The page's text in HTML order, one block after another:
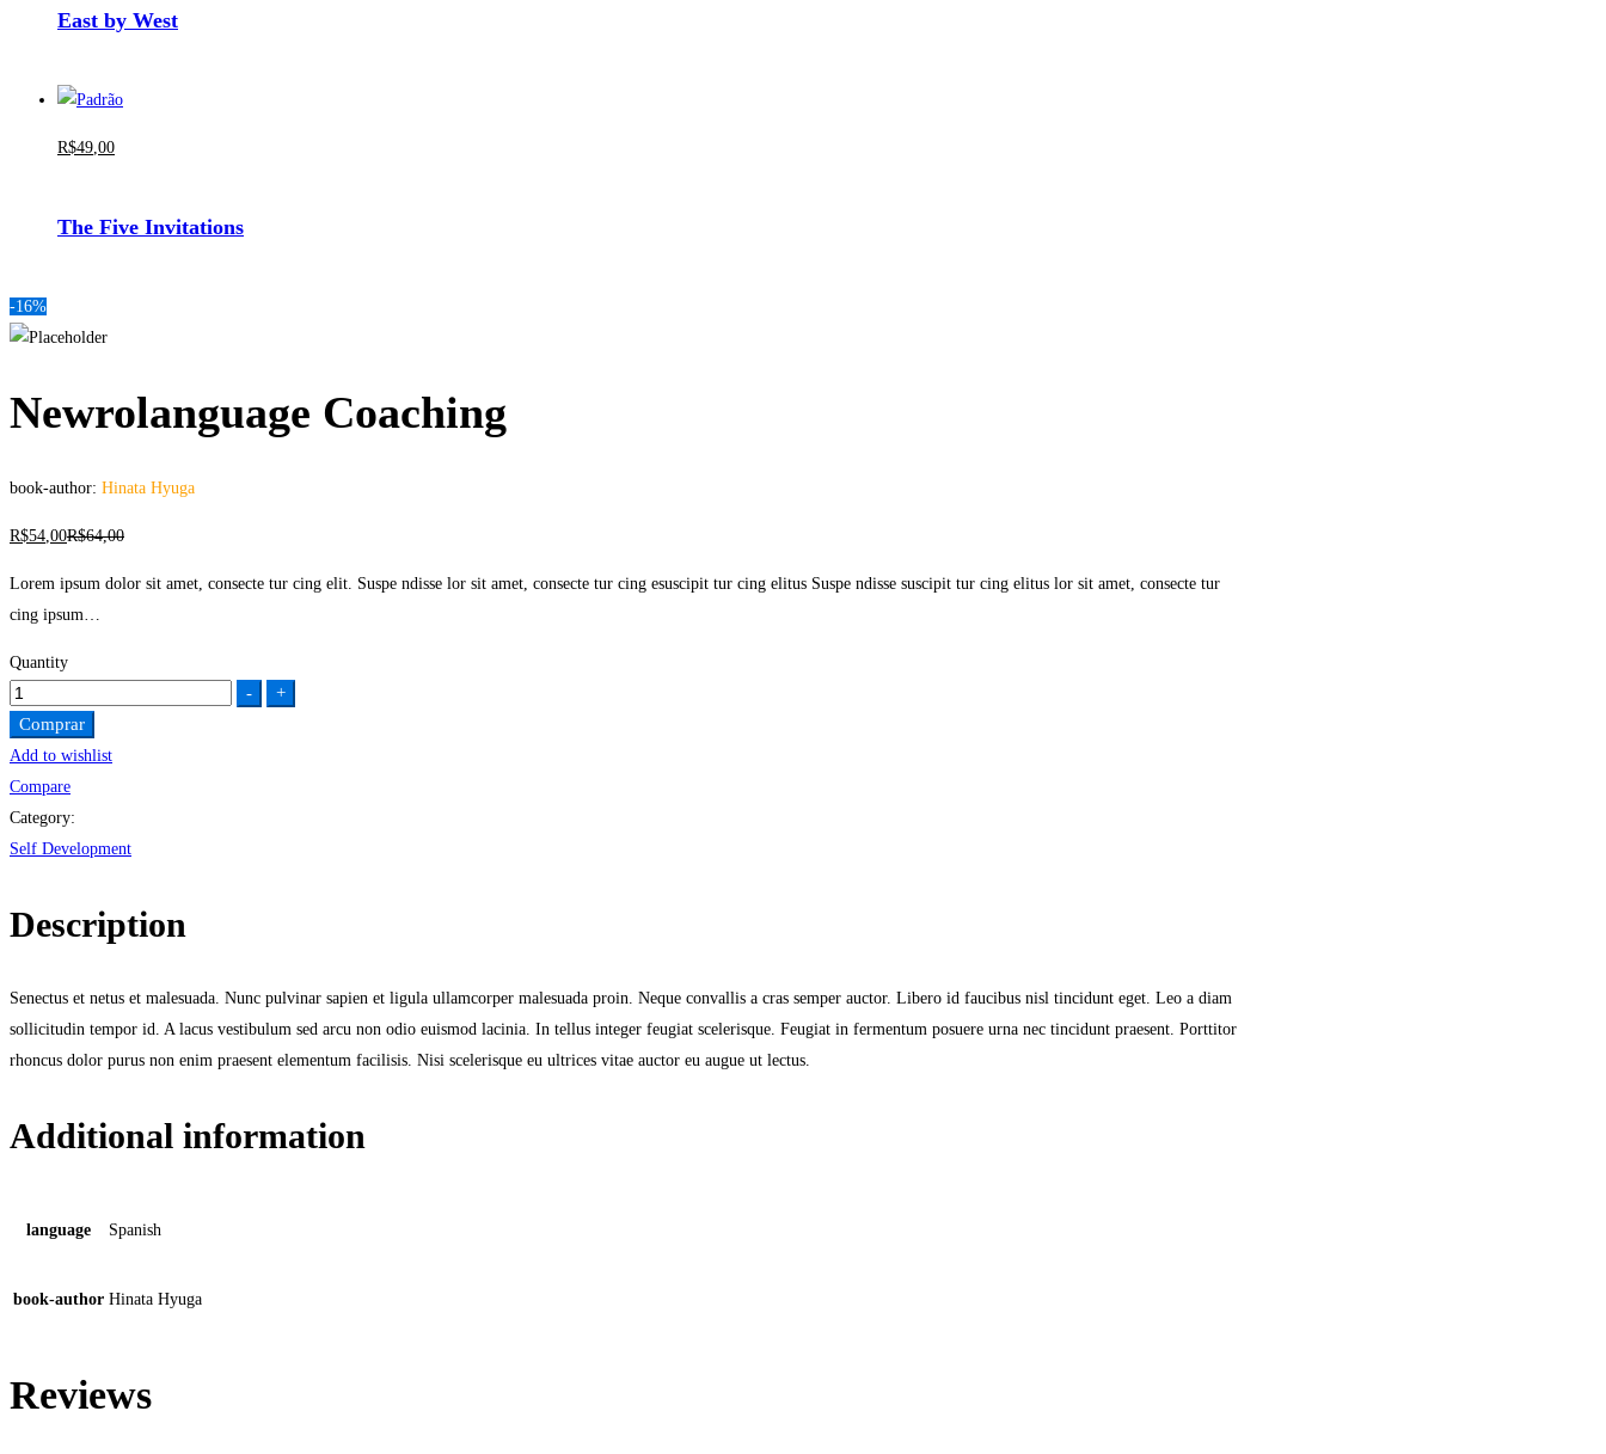
East by West
R$49 ,00
The Five Invitations
-16%
Newrolanguage Coaching
book-author: Hinata Hyuga
R$54 ,00R$64,00
Lorem ipsum dolor sit amet, consecte tur cing elit. Suspe ndisse lor sit amet, consecte tur cing esuscipit tur cing elitus Suspe ndisse suscipit tur cing elitus lor sit amet, consecte tur
cing ipsum…
Quantity
Newrolanguage
Coaching
quantity
-
+
Comprar
Add to wishlist
Compare
Category:
Self Development
Description
Senectus et netus et malesuada. Nunc pulvinar sapien et ligula ullamcorper malesuada proin. Neque convallis a cras semper auctor. Libero id faucibus nisl tincidunt eget. Leo a diam
sollicitudin tempor id. A lacus vestibulum sed arcu non odio euismod lacinia. In tellus integer feugiat scelerisque. Feugiat in fermentum posuere urna nec tincidunt praesent. Porttitor
rhoncus dolor purus non enim praesent elementum facilisis. Nisi scelerisque eu ultrices vitae auctor eu augue ut lectus.
Additional information
language Spanish
book-author Hinata Hyuga
Reviews